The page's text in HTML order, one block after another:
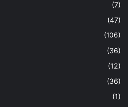
(7)
(47)
(106)
(36)
(12)
(36)
(1)